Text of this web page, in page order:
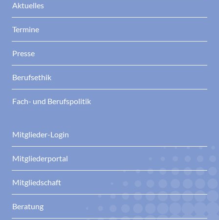
Aktuelles
Termine
Presse
Berufsethik
Fach- und Berufspolitik
Mitglieder-Login
Mitgliederportal
Mitgliedschaft
Beratung